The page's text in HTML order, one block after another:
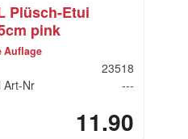
Plüsch-Etui
pink
Auflage
23518
Art-Nr
---
11.90